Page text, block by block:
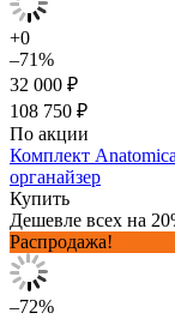
+0
–71%
32 000 ₽
108 750 ₽
По акции
Комплект
органайзер
Купить
Дешевле всех на
Распродажа!
–72%